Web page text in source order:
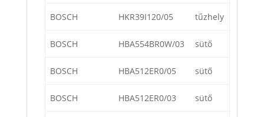
BOSCH HKR39I120/05 tűzhely
BOSCH HBA554BR0W/03 sütő
BOSCH HBA512ER0/05 sütő
BOSCH HBA512ER0/03 sütő